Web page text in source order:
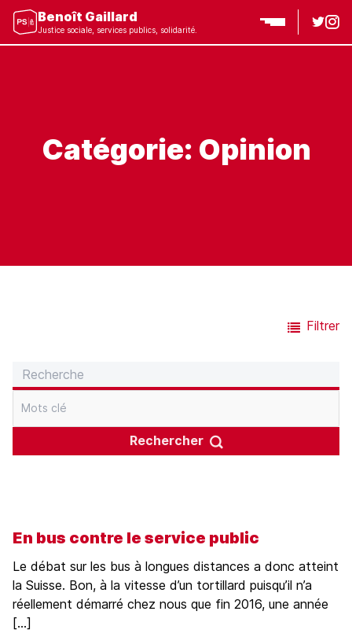
Benoît Gaillard
Justice sociale, services publics, solidarité.
Catégorie: Opinion
Filtrer
Rechercher
En bus contre le service public
Le débat sur les bus à longues distances a donc atteint
la Suisse. Bon, à la vitesse d’un tortillard puisqu’il n’a
réellement démarré chez nous que fin 2016, une année
[...]